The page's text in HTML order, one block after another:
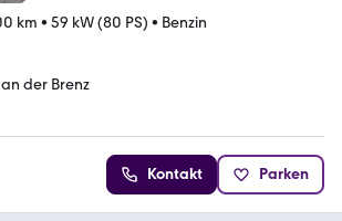
km • 59 kW (80 PS) • Benzin
der Brenz
Kontakt Parken